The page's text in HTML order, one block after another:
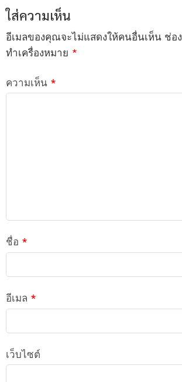
ใส่ความเห็น
อีเมลของคุณจะไม่แสดงให้คนอื่นเห็น ช่อ
ทำเครื่องหมาย *
ความเห็น *
ชื่อ *
อีเมล *
เว็บไซต์